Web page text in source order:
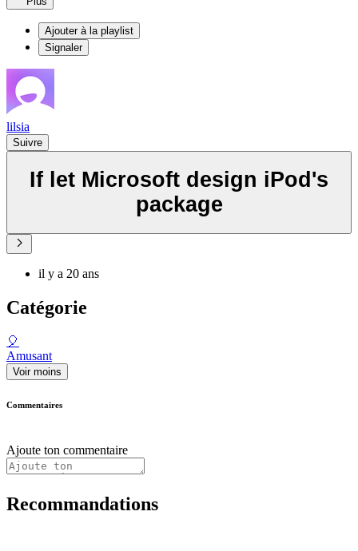
Ajouter à la playlist
Signaler
lilsia
Suivre
If let Microsoft design iPod's
package
il y a 20 ans
Catégorie
🎈
Amusant
Voir moins
Commentaires
Ajoute ton commentaire
Recommandations